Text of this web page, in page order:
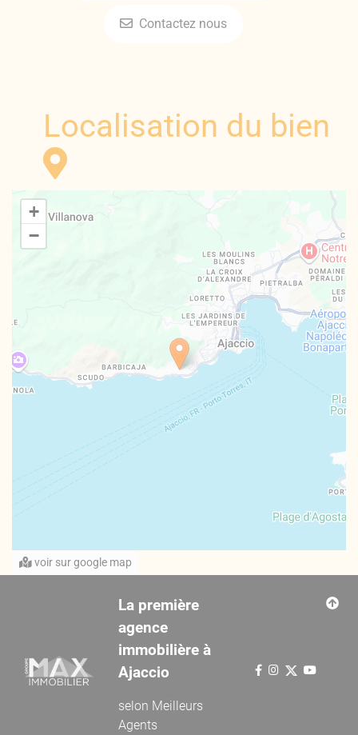
Contactez nous
Localisation du bien
+
−
voir sur google map
La première
agence
immobilière à
Ajaccio
selon Meilleurs
Agents